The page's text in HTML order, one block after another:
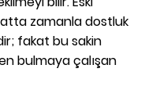
zamanla dostluk
fakat bu sakin
bulmaya çalışan